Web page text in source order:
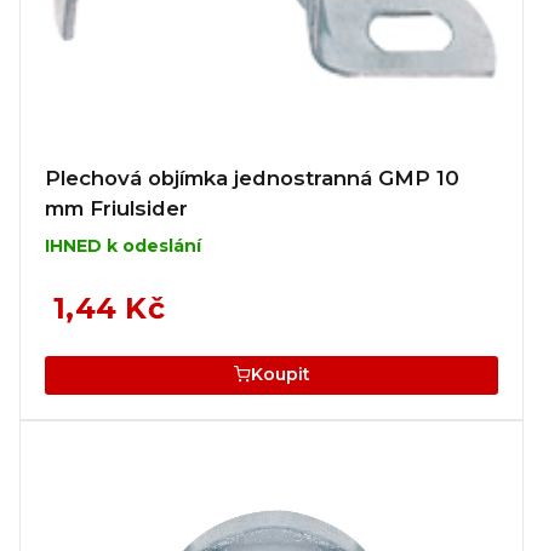
Plechová objímka jednostranná GMP 10
mm Friulsider
IHNED k odeslání
1,44 Kč
Koupit